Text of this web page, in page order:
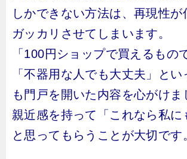
しかできない方法は、再現性が
ガッカリさせてしまいます。
「100円ショップで買えるもの
「不器用な人でも大丈夫」と
も門戸を開いた内容を心がけま
親近感を持って「これなら私に
と思ってもらうことが大切です